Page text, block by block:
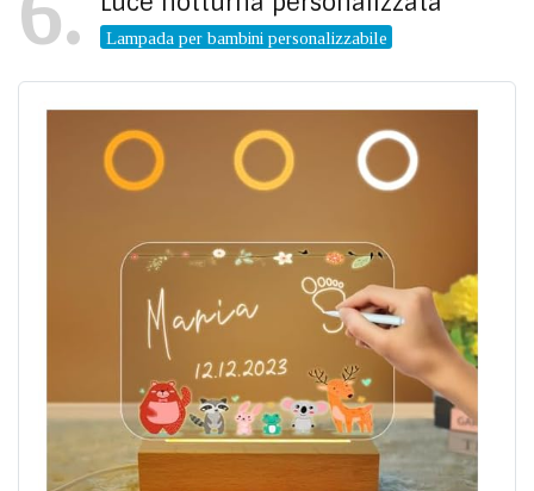
Lampada per bambini personalizzabile